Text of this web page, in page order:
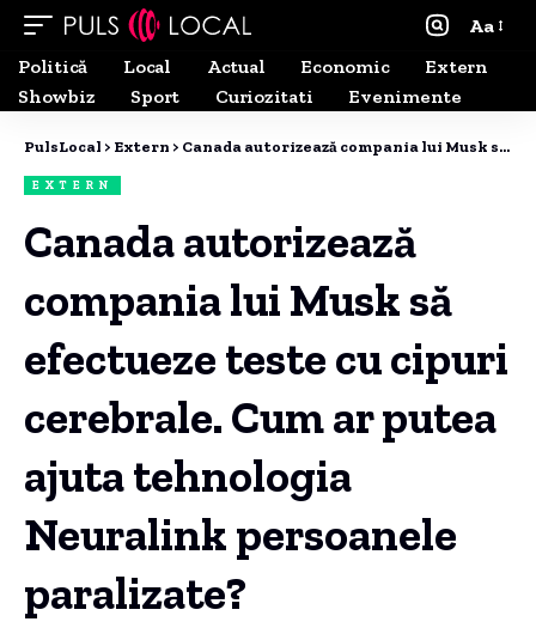
Aa
Politică
Local Actual Economic
Extern
Showbiz
Sport Curiozitati Evenimente
PulsLocal > Extern > Canada autorizează compania lui Musk să efectueze teste cu cipuri cerebrale. Cum ar putea ajuta tehnologia Neuralink persoanele paralizate?
EXTERN
Canada autorizează
compania lui Musk să
efectueze teste cu cipuri
cerebrale. Cum ar putea
ajuta tehnologia
Neuralink persoanele
paralizate?